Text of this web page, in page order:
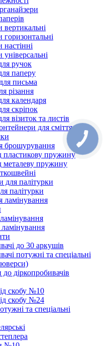
вертикальні
горизонтальні
настінні
універсальні
ручок
паперу
письма
різання
календаря
скріпок
візиток та листів
для сміття
брошурування
пластикову пружину
металеву пружину
для палітурки
палітурки
ламінування
до 30 аркушів
потужні та спеціальні
до діркопробивачів
скобу №10
скобу №24
та спеціальні